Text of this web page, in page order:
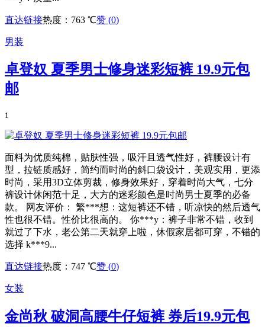
直达链接热度：763 ℃赞 (0)
男装
卓登奴 夏季男士修身迷彩短裤 19.9元包
邮
1
面料为优质纯棉，贴肤性强，吸汗且透气性好，裤腰设计有
型，拉链质感好，简约而时尚的斜口袋设计，美观实用，更添
时尚，采用3D立体剪裁，修身效果好，穿着时尚大气，七分
裤设计休闲范十足，大方的迷彩颜色是时尚男士夏季的必备
款。 网友评价： 繁***想：这短裤还不错，听凉快的然后透气
性也很不错。性价比很高的。 你***y：裤子非常不错，收到
就过了下水，老公第二天就穿上啦，休假家居都可穿，不错的
选择 k***9...
直达链接热度：747 ℃赞 (0)
女装
金尚秋 破洞高腰牛仔短裤 券后19.9元包